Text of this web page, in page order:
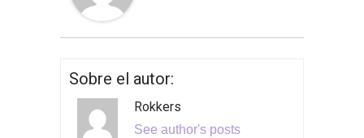
Sobre el autor:
Rokkers
See author's posts